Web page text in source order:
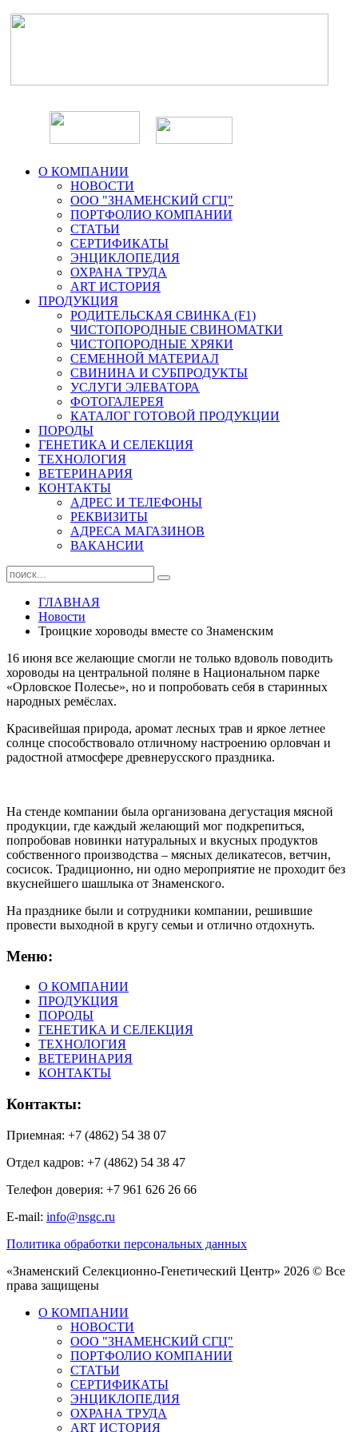
О КОМПАНИИ
НОВОСТИ
ООО "ЗНАМЕНСКИЙ СГЦ"
ПОРТФОЛИО КОМПАНИИ
СТАТЬИ
СЕРТИФИКАТЫ
ЭНЦИКЛОПЕДИЯ
ОХРАНА ТРУДА
ART ИСТОРИЯ
ПРОДУКЦИЯ
РОДИТЕЛЬСКАЯ СВИНКА (F1)
ЧИСТОПОРОДНЫЕ СВИНОМАТКИ
ЧИСТОПОРОДНЫЕ ХРЯКИ
СЕМЕННОЙ МАТЕРИАЛ
СВИНИНА И СУБПРОДУКТЫ
УСЛУГИ ЭЛЕВАТОРА
ФОТОГАЛЕРЕЯ
КАТАЛОГ ГОТОВОЙ ПРОДУКЦИИ
ПОРОДЫ
ГЕНЕТИКА И СЕЛЕКЦИЯ
ТЕХНОЛОГИЯ
ВЕТЕРИНАРИЯ
КОНТАКТЫ
АДРЕС И ТЕЛЕФОНЫ
РЕКВИЗИТЫ
АДРЕСА МАГАЗИНОВ
ВАКАНСИИ
ГЛАВНАЯ
Новости
Троицкие хороводы вместе со Знаменским
16 июня все желающие смогли не только вдоволь поводить
хороводы на центральной поляне в Национальном парке
«Орловское Полесье», но и попробовать себя в старинных
народных ремёслах.
Красивейшая природа, аромат лесных трав и яркое летнее
солнце способствовало отличному настроению орловчан и
радостной атмосфере древнерусского праздника.
На стенде компании была организована дегустация мясной
продукции, где каждый желающий мог подкрепиться,
попробовав новинки натуральных и вкусных продуктов
собственного производства – мясных деликатесов, ветчин,
сосисок. Традиционно, ни одно мероприятие не проходит без
вкуснейшего шашлыка от Знаменского.
На празднике были и сотрудники компании, решившие
провести выходной в кругу семьи и отлично отдохнуть.
Меню:
О КОМПАНИИ
ПРОДУКЦИЯ
ПОРОДЫ
ГЕНЕТИКА И СЕЛЕКЦИЯ
ТЕХНОЛОГИЯ
ВЕТЕРИНАРИЯ
КОНТАКТЫ
Контакты:
Приемная: +7 (4862) 54 38 07
Отдел кадров: +7 (4862) 54 38 47
Телефон доверия: +7 961 626 26 66
E-mail: info@nsgc.ru
Политика обработки персональных данных
«Знаменский Селекционно-Генетический Центр» 2026 © Все
права защищены
О КОМПАНИИ
НОВОСТИ
ООО "ЗНАМЕНСКИЙ СГЦ"
ПОРТФОЛИО КОМПАНИИ
СТАТЬИ
СЕРТИФИКАТЫ
ЭНЦИКЛОПЕДИЯ
ОХРАНА ТРУДА
ART ИСТОРИЯ